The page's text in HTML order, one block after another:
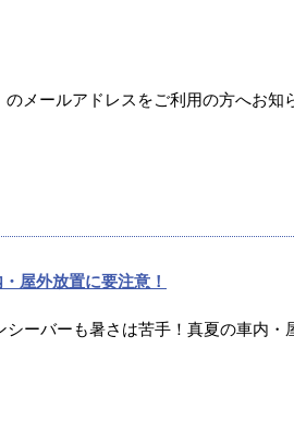
メールアドレスをご利用の方へお知
屋外放置に要注意！
ーバーも暑さは苦手！真夏の車内・